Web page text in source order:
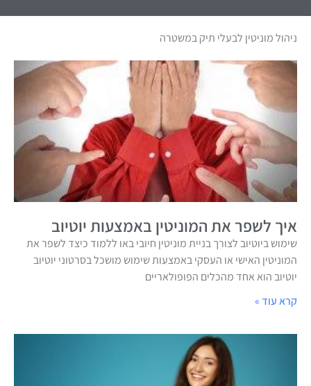
ניהול מוניטין לבעלי תיק במשטרה
איך לשפר את המוניטין באמצעות יוטיוב
שימוש ביוטיוב לצורך בניית מוניטין חיובי באו ללמוד כיצד לשפר את
המוניטין האישי או העסקי באמצעות שימוש מושכל בסרטוני יוטיוב
יוטיוב הוא אחד מהכלים הפופולאריים
קרא עוד »